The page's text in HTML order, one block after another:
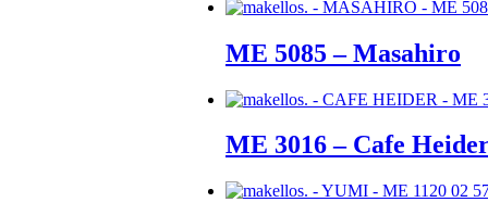
ME 5085 – Masahiro
ME 3016 – Cafe